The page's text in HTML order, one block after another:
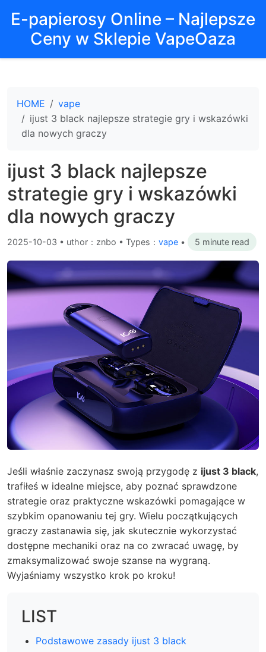
E-papierosy Online – Najlepsze
Ceny w Sklepie VapeOaza
HOME
vape
ijust 3 black najlepsze strategie gry i wskazówki
dla nowych graczy
ijust 3 black najlepsze
strategie gry i wskazówki
dla nowych graczy
2025-10-03 • uthor：znbo • Types： vape • 5 minute read
Jeśli właśnie zaczynasz swoją przygodę z ijust 3 black,
trafiłeś w idealne miejsce, aby poznać sprawdzone
strategie oraz praktyczne wskazówki pomagające w
szybkim opanowaniu tej gry. Wielu początkujących
graczy zastanawia się, jak skutecznie wykorzystać
dostępne mechaniki oraz na co zwracać uwagę, by
zmaksymalizować swoje szanse na wygraną.
Wyjaśniamy wszystko krok po kroku!
LIST
Podstawowe zasady ijust 3 black